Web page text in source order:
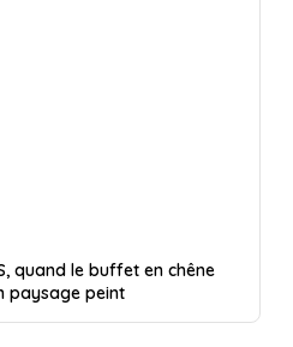
quand le buffet en chêne
paysage peint